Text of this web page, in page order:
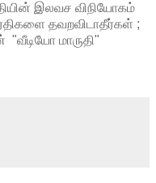
இலவச விநியோகம்
தவறவிடாதீர்கள் ;
மாருதி"